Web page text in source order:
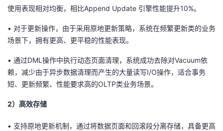
使用表现相对均衡，相比Append Update 引擎性能提升10%。
• 对于更新操作，由于采用原地更新策略， 系统在频繁更新类的业务
场景下， 拥有更高、更平稳的性能表现。
• 通过DML 操作中执行动态页面清理， 系统成功去除对Vacuum依
赖，减少由于异步数据清理而产生的大量读写I/O操作， 适合事务
短、更新频繁、性能要求高的OLTP类业务场景。
2） 高效存储
• 支持原地更新机制， 通过将数据页面和回滚段分离存储，具备更高